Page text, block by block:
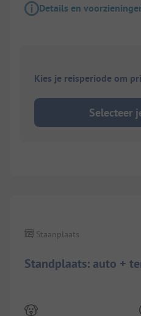
Details en
Kies je reisperiode om
Selecteer
Standplaats: auto +
Staanplaats